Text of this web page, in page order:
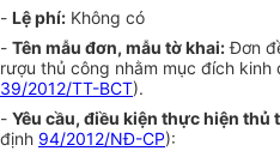
- Lệ phí: Không có
- Tên mẫu đơn, mẫu tờ khai:Đơn
rượu thủ công nhằm mục đích
39/2012/TT-BCT).
- Yêu cầu, điều kiện thực hiện thủ
định 94/2012/NĐ-CP):